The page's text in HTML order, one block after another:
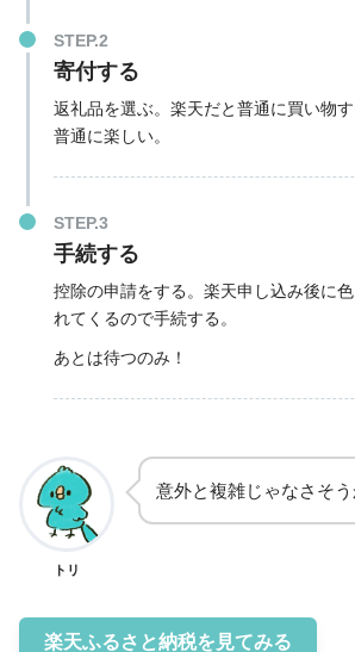
STEP.2
寄付する
返礼品を選ぶ。楽天だと普通に買い物
普通に楽しい。
STEP.3
手続する
控除の申請をする。楽天申し込み後に
れてくるので手続する。
あとは待つのみ！
トリ
意外と複雑じゃなさそう
楽天ふるさと納税を見てみる